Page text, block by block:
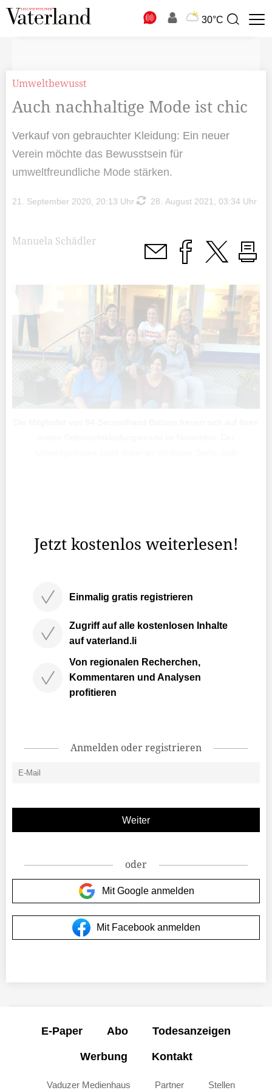
30°C
Suchbegriff
Umweltbewusst
Auch nachhaltige Mode ist chic
Verkauf von gebrauchter Kleidung: Ein neuer
Verein möchte das Bewusstsein für
umweltfreundliche Mode stärken.
21. September 2020, 20:13 Uhr 28. August 2021, 03:34 Uhr
Manuela Schädler
Jetzt kostenlos weiterlesen!
Einmalig gratis registrieren
Zugriff auf alle kostenlosen Inhalte
auf vaterland.li
Von regionalen Recherchen,
Kommentaren und Analysen
profitieren
Anmelden oder registrieren
oder
Mit Google anmelden
Mit Facebook anmelden
E-Paper Abo Todesanzeigen
Werbung Kontakt
Vaduzer Medienhaus Partner Stellen